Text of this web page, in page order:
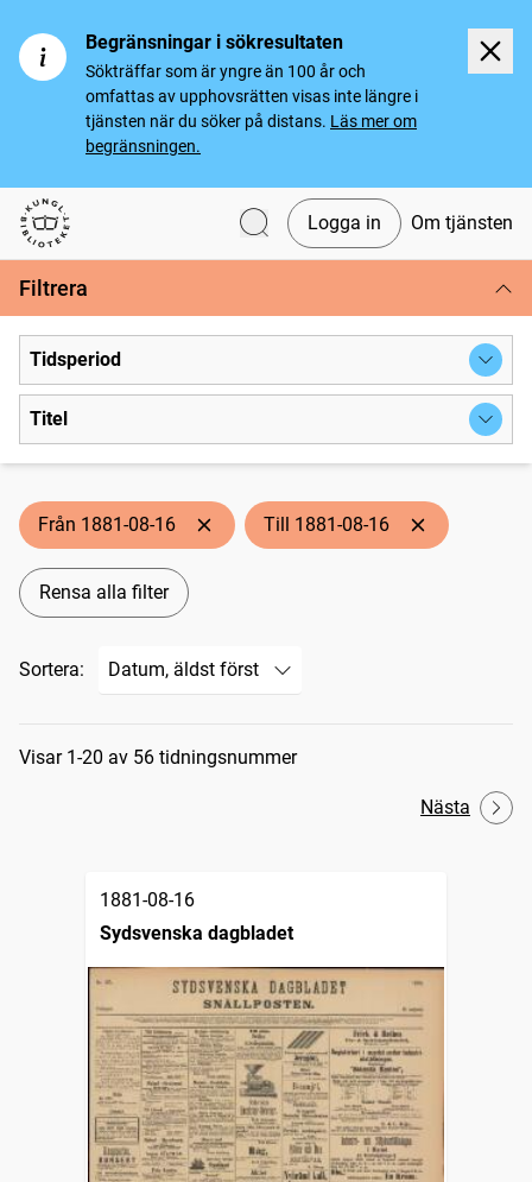
Begränsningar i sökresultaten
Sökträffar som är yngre än 100 år och
omfattas av upphovsrätten visas inte längre i
tjänsten när du söker på distans. Läs mer om
begränsningen.
Svenska tidningar
Logga in Om tjänsten
Filtrera
Tidsperiod
Titel
Från 1881-08-16 Till 1881-08-16
Rensa alla filter
Sortera:
Sökresultat
Visar 1-20 av 56 tidningsnummer
Nästa
1881-08-16
Sydsvenska dagbladet